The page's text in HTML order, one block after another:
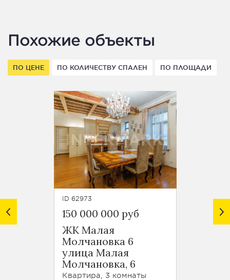
Похожие объекты
ПО ЦЕНЕ ПО КОЛИЧЕСТВУ СПАЛЕН ПО ПЛОЩАДИ
ID 62973
150 000 000 руб
ЖК Малая
Молчановка 6
улица Малая
Молчановка, 6
Квартира, 3 комнаты
ID 62454
119